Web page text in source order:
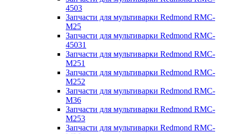
4503
Запчасти для мультиварки Redmond RMC-
M25
Запчасти для мультиварки Redmond RMC-
45031
Запчасти для мультиварки Redmond RMC-
M251
Запчасти для мультиварки Redmond RMC-
M252
Запчасти для мультиварки Redmond RMC-
M36
Запчасти для мультиварки Redmond RMC-
M253
Запчасти для мультиварки Redmond RMC-